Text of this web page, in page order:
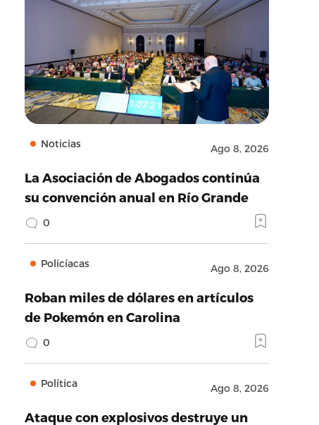
Noticias Ago 8, 2026
La Asociación de Abogados continúa
su convención anual en Río Grande
0
Policíacas Ago 8, 2026
Roban miles de dólares en artículos
de Pokemón en Carolina
0
Política Ago 8, 2026
Ataque con explosivos destruye un